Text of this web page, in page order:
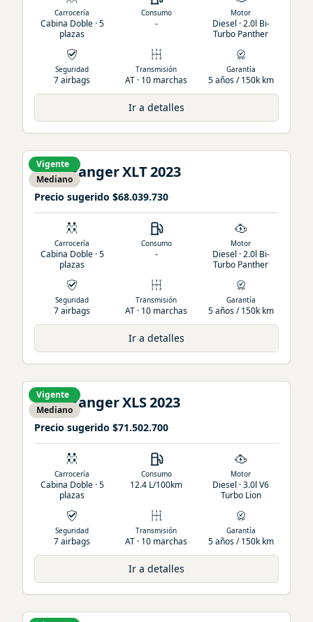
Carrocería
Cabina Doble · 5
plazas
Consumo
-
Motor
Diesel · 2.0l Bi-
Turbo Panther
Seguridad
7 airbags
Transmisión
AT · 10 marchas
Garantía
5 años / 150k km
Ir a detalles
Vigente
Mediano
FordRangerXLT2023
Precio sugerido $68.039.730
Carrocería
Cabina Doble · 5
plazas
Consumo
-
Motor
Diesel · 2.0l Bi-
Turbo Panther
Seguridad
7 airbags
Transmisión
AT · 10 marchas
Garantía
5 años / 150k km
Ir a detalles
Vigente
Mediano
FordRangerXLS2023
Precio sugerido $71.502.700
Carrocería
Cabina Doble · 5
plazas
Consumo
12.4 L/100km
Motor
Diesel · 3.0l V6
Turbo Lion
Seguridad
7 airbags
Transmisión
AT · 10 marchas
Garantía
5 años / 150k km
Ir a detalles